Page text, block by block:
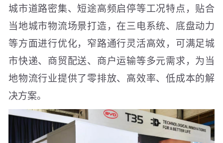
城市道路密集、短途高频启停等工况特点，贴合
当地城市物流场景打造，在三电系统、底盘动力
等方面进行优化，窄路通行灵活高效，可满足城
市快递、商贸配送、商户运输等多元需求，为当
地物流行业提供了零排放、高效率、低成本的解
决方案。